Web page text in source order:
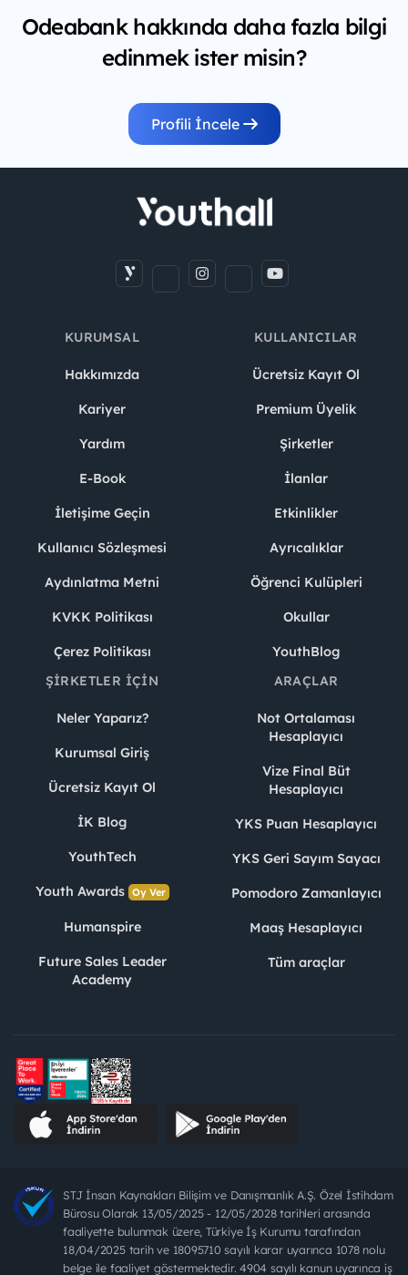
Odeabank hakkında daha fazla bilgi
edinmek ister misin?
Profili İncele
KURUMSAL
Hakkımızda
Kariyer
Yardım
E-Book
İletişime Geçin
Kullanıcı Sözleşmesi
Aydınlatma Metni
KVKK Politikası
Çerez Politikası
KULLANICILAR
Ücretsiz Kayıt Ol
Premium Üyelik
Şirketler
İlanlar
Etkinlikler
Ayrıcalıklar
Öğrenci Kulüpleri
Okullar
YouthBlog
ŞIRKETLER İÇIN
Neler Yaparız?
Kurumsal Giriş
Ücretsiz Kayıt Ol
İK Blog
YouthTech
Youth Awards Oy Ver
Humanspire
Future Sales Leader
Academy
ARAÇLAR
Not Ortalaması
Hesaplayıcı
Vize Final Büt
Hesaplayıcı
YKS Puan Hesaplayıcı
YKS Geri Sayım Sayacı
Pomodoro Zamanlayıcı
Maaş Hesaplayıcı
Tüm araçlar
STJ İnsan Kaynakları Bilişim ve Danışmanlık A.Ş. Özel İstihdam
Bürosu Olarak 13/05/2025 - 12/05/2028 tarihleri arasında
faaliyette bulunmak üzere, Türkiye İş Kurumu tarafından
18/04/2025 tarih ve 18095710 sayılı karar uyarınca 1078 nolu
belge ile faaliyet göstermektedir. 4904 sayılı kanun uyarınca iş